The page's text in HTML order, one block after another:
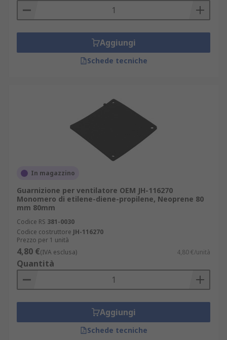
Aggiungi
Schede tecniche
In magazzino
Guarnizione per ventilatore OEM JH-116270
Monomero di etilene-diene-propilene, Neoprene 80
mm 80mm
Codice RS 381-0030
Codice costruttore JH-116270
Prezzo per 1 unità
4,80 €(IVA esclusa) 4,80 €/unità
Quantità
Aggiungi
Schede tecniche